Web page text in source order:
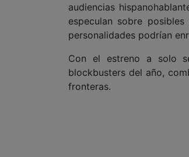
audiencias
especulan sobre
personalidades podrían
Con el estreno a solo
blockbusters del año,
fronteras.